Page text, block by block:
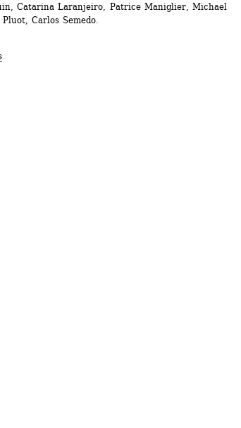
Catarina Laranjeiro, Patrice Maniglier, Michael
Carlos Semedo.